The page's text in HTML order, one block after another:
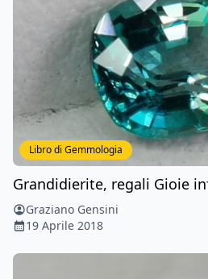
Libro di Gemmologia
Grandidierite, regali Gioie
Graziano Gensini
19 Aprile 2018